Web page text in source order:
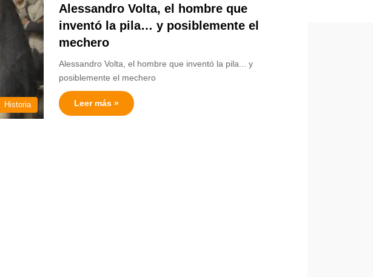
Historia
Alessandro Volta, el hombre que
inventó la pila… y posiblemente el
mechero
Alessandro Volta, el hombre que inventó la pila... y
posiblemente el mechero
Leer más »